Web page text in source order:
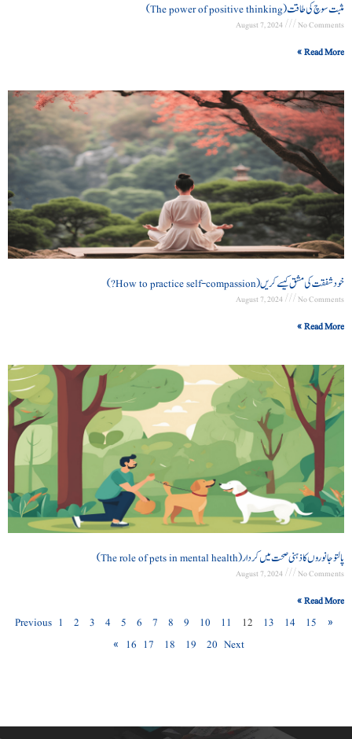
مثبت سوچ کی طاقت (The power of positive thinking)
August 7, 2024 No Comments
Read More »
خود شفقت کی مشق کیسے کریں (How to practice self-compassion?)
August 7, 2024 No Comments
Read More »
پالتو جانوروں کا ذہنی صحت میں کردار (The role of pets in mental health)
August 7, 2024 No Comments
Read More »
« Previous
1 2 3 4 5 6 7 8 9 10 11 12 13 14
15
16 17 18 19 20 Next »